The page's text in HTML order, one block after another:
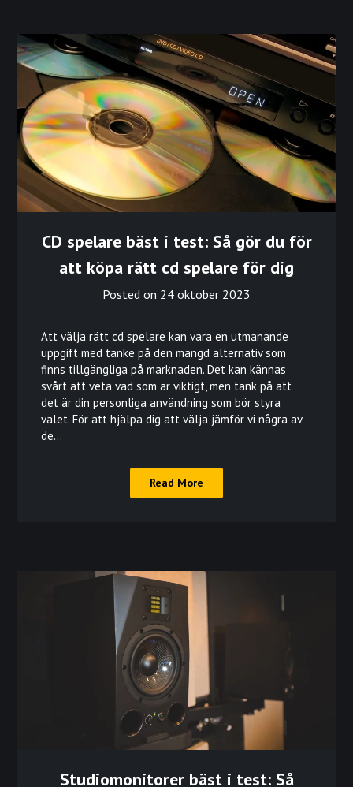
CD spelare bäst i test: Så gör du för
att köpa rätt cd spelare för dig
Posted on 24 oktober 2023
Att välja rätt cd spelare kan vara en utmanande
uppgift med tanke på den mängd alternativ som
finns tillgängliga på marknaden. Det kan kännas
svårt att veta vad som är viktigt, men tänk på att
det är din personliga användning som bör styra
valet. För att hjälpa dig att välja jämför vi några av
de…
Read More
Studiomonitorer bäst i test: Så